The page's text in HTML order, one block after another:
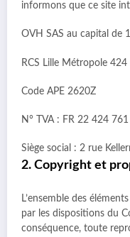
informons que ce site
OVH SAS au capital de
RCS Lille Métropole
Code APE 2620Z
N° TVA : FR 22 424
Siège social : 2 rue
2. Copyright et
L’ensemble des
par les dispositions du
conséquence, toute